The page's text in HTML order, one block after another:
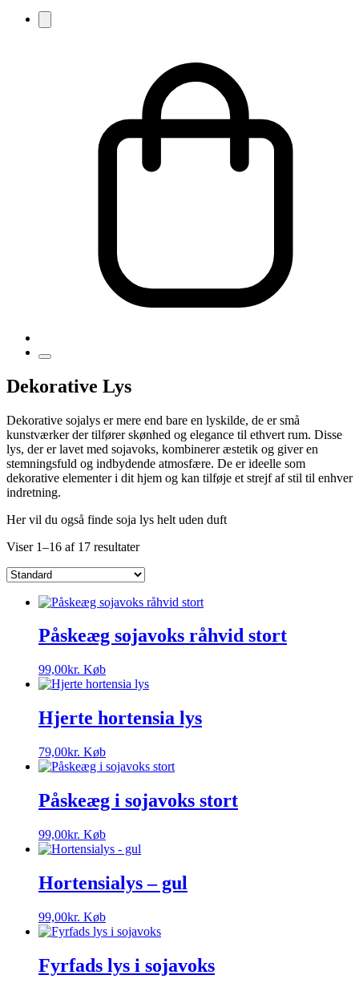
Dekorative Lys
Dekorative sojalys er mere end bare en lyskilde, de er små
kunstværker der tilfører skønhed og elegance til ethvert rum. Disse
lys, der er lavet med sojavoks, kombinerer æstetik og giver en
stemningsfuld og indbydende atmosfære. De er ideelle som
dekorative elementer i dit hjem og kan tilføje et strejf af stil til enhver
indretning.
Her vil du også finde soja lys helt uden duft
Viser 1–16 af 17 resultater
Påskeæg sojavoks råhvid stort
99,00kr. Køb
Hjerte hortensia lys
79,00kr. Køb
Påskeæg i sojavoks stort
99,00kr. Køb
Hortensialys – gul
99,00kr. Køb
Fyrfads lys i sojavoks